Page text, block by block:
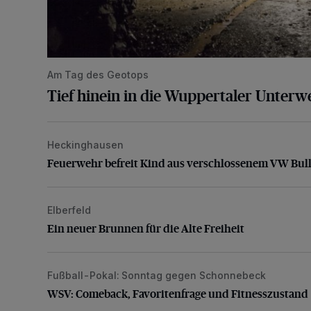
Am Tag des Geotops
Tief hinein in die Wuppertaler
Feuerwehr befreit Kind aus verschlossenem VW Bulli
Heckinghausen
Feuerwehr befreit Kind aus verschlossenem VW
Ein neuer Brunnen für die Alte Freiheit
Elberfeld
Ein neuer Brunnen für die Alte Freiheit
WSV: Comeback, Favoritenfrage und Fitnesszustand
Fußball-Pokal: Sonntag gegen Schonnebeck
WSV: Comeback, Favoritenfrage und Fitnesszustand